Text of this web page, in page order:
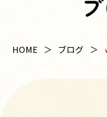
HOME ブログ